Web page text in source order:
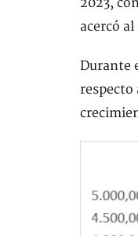
2023,
acercó
Durante
respecto